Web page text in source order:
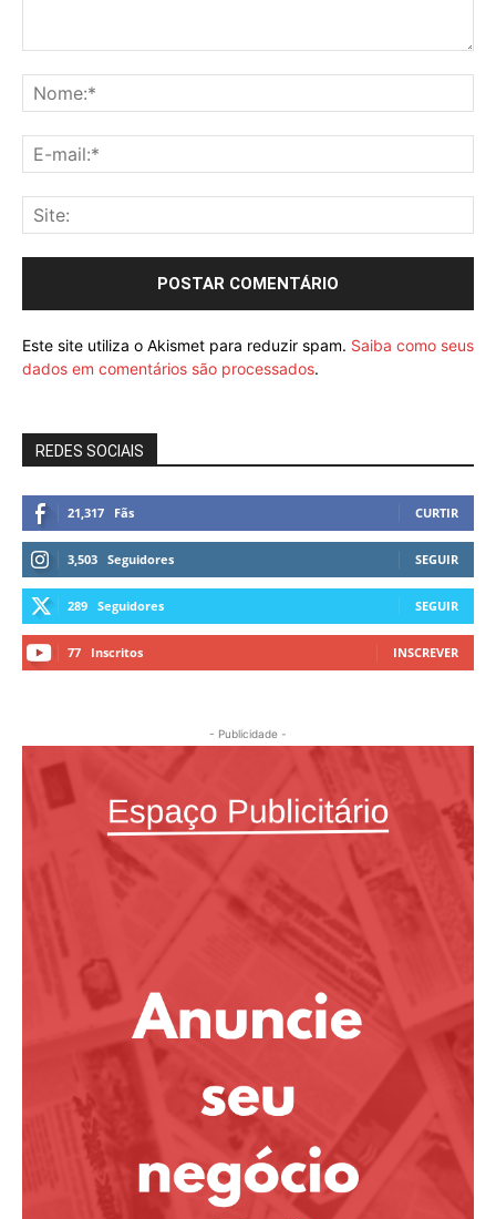
Este site utiliza o Akismet para reduzir spam. Saiba como seus
dados em comentários são processados.
REDES SOCIAIS
21,317 Fãs CURTIR
3,503 Seguidores SEGUIR
289 Seguidores SEGUIR
77 Inscritos INSCREVER
- Publicidade -